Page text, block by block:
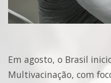
Em agosto, o Brasil
Multivacinação, com